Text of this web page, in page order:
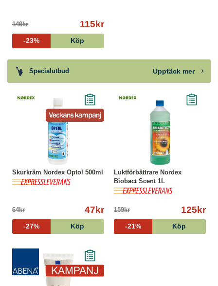
149kr 115kr
-23% Köp
Specialutbud Upptäck mer
Skurkräm Nordex Optol 500ml
64kr 47kr
-27% Köp
Luktförbättrare Nordex
Biobact Scent 1L
159kr 125kr
-21% Köp